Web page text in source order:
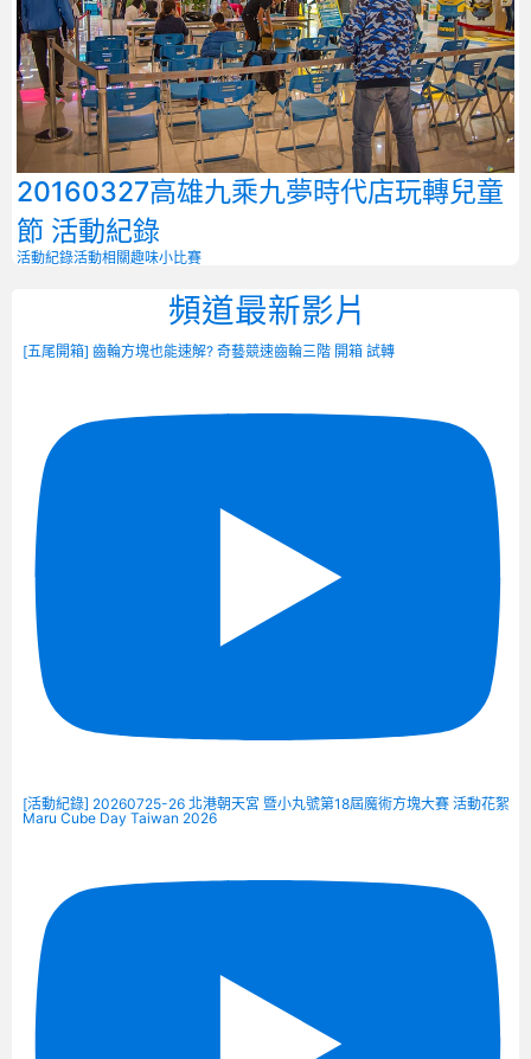
20160327高雄九乘九夢時代店玩轉兒童
節 活動紀錄
活動紀錄活動相關趣味小比賽
頻道最新影片
[五尾開箱] 齒輪方塊也能速解? 奇藝競速齒輪三階 開箱 試轉
[活動紀錄] 20260725-26 北港朝天宮 暨小丸號第18屆魔術方塊大賽 活動花絮
Maru Cube Day Taiwan 2026